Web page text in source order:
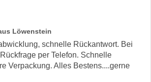
Löwenstein
schnelle Rückantwort. Bei
per Telefon. Schnelle
Verpackung. Alles Bestens....gerne